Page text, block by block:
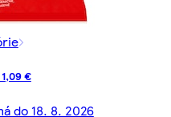
€
do 18. 8. 2026